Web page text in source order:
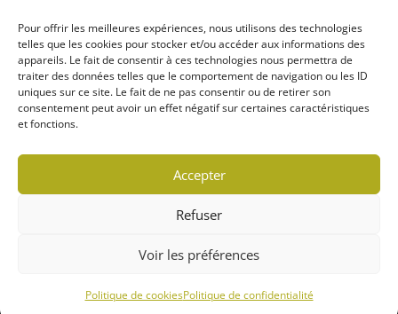
Pour offrir les meilleures expériences, nous utilisons des technologies
telles que les cookies pour stocker et/ou accéder aux informations des
appareils. Le fait de consentir à ces technologies nous permettra de
traiter des données telles que le comportement de navigation ou les ID
uniques sur ce site. Le fait de ne pas consentir ou de retirer son
consentement peut avoir un effet négatif sur certaines caractéristiques
et fonctions.
Accepter
Refuser
Voir les préférences
Politique de cookiesPolitique de confidentialité
© 2022 MARCHÉ LOCAVORE | TOUS DROITS
Conception WebRubie